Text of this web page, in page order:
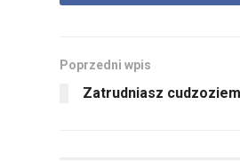
Poprzedni wpis
Zatrudniasz